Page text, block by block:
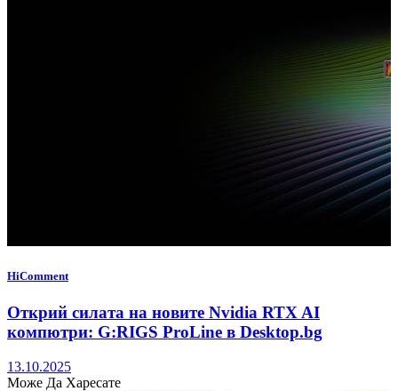
HiComment
Открий силата на новите Nvidia RTX AI
компютри: G:RIGS ProLine в Desktop.bg
13.10.2025
Може Да Харесате